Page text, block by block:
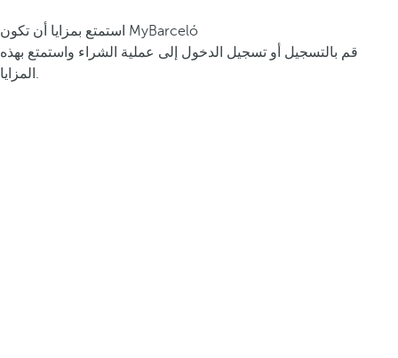
استمتع بمزايا أن تكون MyBarceló
قم بالتسجيل أو تسجيل الدخول إلى عملية الشراء واستمتع بهذه
المزايا.